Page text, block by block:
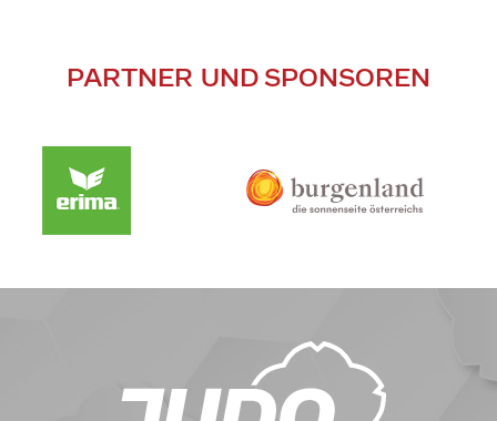
PARTNER UND SPONSOREN